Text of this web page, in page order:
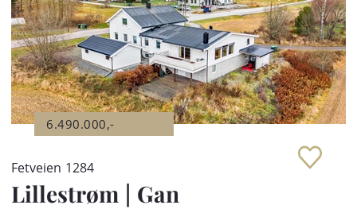
6.490.000,-
Fetveien 1284
Lillestrøm | Gan